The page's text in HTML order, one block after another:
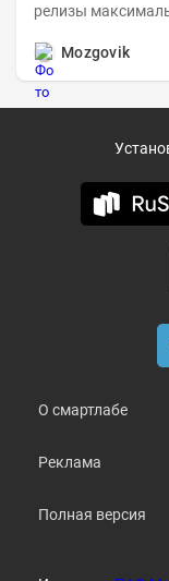
релизы
Mozgovik
О смартлабе
Реклама
Полная версия